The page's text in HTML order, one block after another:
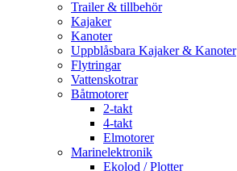
Trailer & tillbehör
Kajaker
Kanoter
Uppblåsbara Kajaker & Kanoter
Flytringar
Vattenskotrar
Båtmotorer
2-takt
4-takt
Elmotorer
Marinelektronik
Ekolod / Plotter